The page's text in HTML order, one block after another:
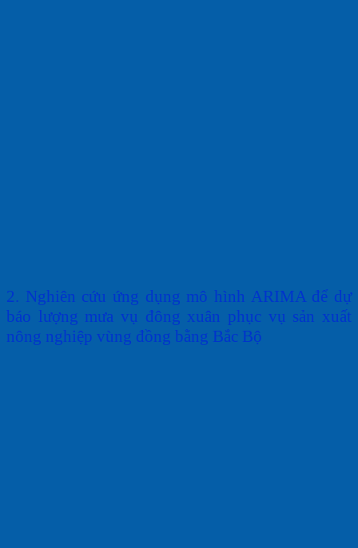
2. Nghiên cứu ứng dụng mô hình ARIMA để dự
báo lượng mưa vụ đông xuân phục vụ sản xuất
nông nghiệp vùng đồng bằng Bắc Bộ